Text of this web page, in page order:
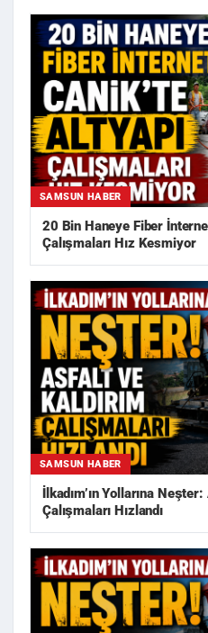
SAMSUN HABER
20 Bin Haneye Fiber
Çalışmaları Hız Kesmiyor
SAMSUN HABER
İlkadım’ın Yollarına
Çalışmaları Hızlandı